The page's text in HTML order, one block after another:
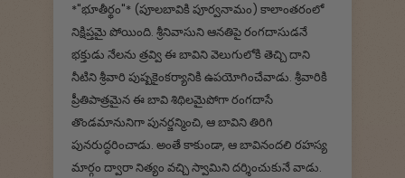
*"భూతీర్థం"* (పూలబావికి పూర్వనామం) కాలాంతరంలో
నిక్షిప్తమై పోయింది. శ్రీనివాసుని ఆనతిపై రంగదాసుడనే
భక్తుడు నేలను త్రవ్వి ఈ బావిని వెలుగులోకి తెచ్చి దాని
నీటిని శ్రీవారి పుష్పకైంకర్యానికి ఉపయోగించేవాడు. శ్రీవారికి
ప్రీతిపాత్రమైన ఈ బావి శిథిలమైపోగా రంగదాసే
తొండమానునిగా పునర్జన్మించి, ఆ బావిని తిరిగి
పునరుద్ధరించాడు. అంతే కాకుండా, ఆ బావినందలి రహస్య
మార్గం ద్వారా నిత్యం వచ్చి స్వామిని దర్శించుకునే వాడు.